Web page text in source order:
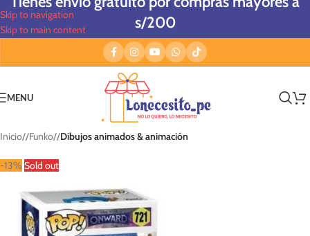
Skip to navigation
Skip to main content
s/200
MENU
Inicio/ Funko/ Dibujos animados & animación
-13% Sold out